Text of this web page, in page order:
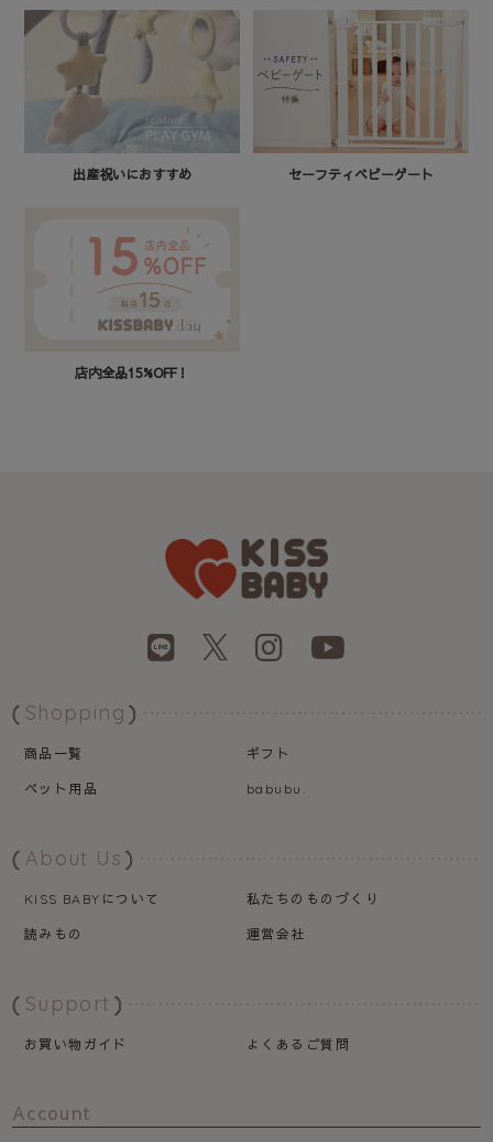
出産祝いにおすすめ セーフティベビーゲート
店内全品15%OFF！
Shopping
商品一覧
ギフト
ペット用品
babubu.
About Us
KISS BABY について
私たちのものづくり
読みもの
運営会社
Support
お買い物ガイド よくあるご質問
Account